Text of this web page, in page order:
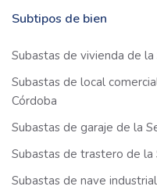
Subtipos de bien
Subastas de vivienda de
Subastas de local
Córdoba
Subastas de garaje de la
Subastas de trastero de la
Subastas de nave